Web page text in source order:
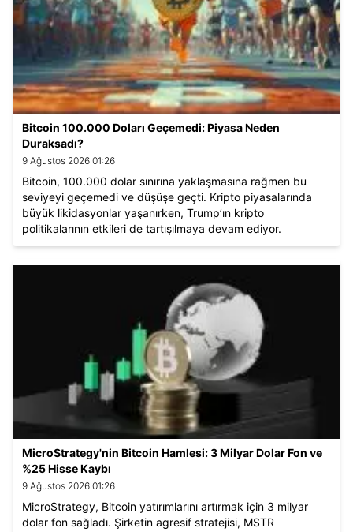
Bitcoin 100.000 Doları Geçemedi: Piyasa Neden
Duraksadı?
9 Ağustos 2026 01:26
Bitcoin, 100.000 dolar sınırına yaklaşmasına rağmen bu
seviyeyi geçemedi ve düşüşe geçti. Kripto piyasalarında
büyük likidasyonlar yaşanırken, Trump’ın kripto
politikalarının etkileri de tartışılmaya devam ediyor.
Analistler, Bitcoin’in yıl sonunda 100.000 doları aşabileceğini
MicroStrategy'nin Bitcoin Hamlesi: 3 Milyar Dolar Fon ve
%25 Hisse Kaybı
9 Ağustos 2026 01:26
MicroStrategy, Bitcoin yatırımlarını artırmak için 3 milyar
dolar fon sağladı. Şirketin agresif stratejisi, MSTR